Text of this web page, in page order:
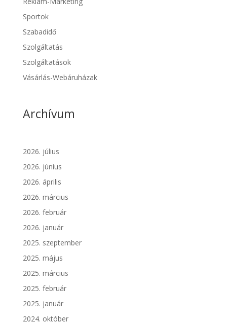
Sportok
Szabadidő
Szolgáltatás
Szolgáltatások
Vásárlás-Webáruházak
Archívum
2026. július
2026. június
2026. április
2026. március
2026. február
2026. január
2025. szeptember
2025. május
2025. március
2025. február
2025. január
2024. október